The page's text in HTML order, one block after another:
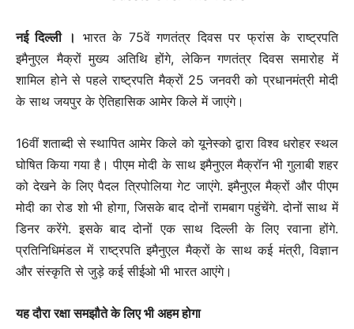
नई दिल्‍ली । भारत के 75वें गणतंत्र दिवस पर फ्रांस के राष्ट्रपति
इमैनुएल मैक्रों मुख्य अतिथि होंगे, लेकिन गणतंत्र दिवस समारोह में
शामिल होने से पहले राष्ट्रपति मैक्रों 25 जनवरी को प्रधानमंत्री मोदी
के साथ जयपुर के ऐतिहासिक आमेर किले में जाएंगे।
16वीं शताब्दी से स्थापित आमेर किले को यूनेस्को द्वारा विश्व धरोहर स्थल
घोषित किया गया है। पीएम मोदी के साथ इमैनुएल मैक्रॉन भी गुलाबी शहर
को देखने के लिए पैदल त्रिपोलिया गेट जाएंगे. इमैनुएल मैक्रों और पीएम
मोदी का रोड शो भी होगा, जिसके बाद दोनों रामबाग पहुंचेंगे. दोनों साथ में
डिनर करेंगे. इसके बाद दोनों एक साथ दिल्ली के लिए रवाना होंगे.
प्रतिनिधिमंडल में राष्ट्रपति इमैनुएल मैक्रों के साथ कई मंत्री, विज्ञान
और संस्कृति से जुड़े कई सीईओ भी भारत आएंगे।
यह दौरा रक्षा समझौते के लिए भी अहम होगा